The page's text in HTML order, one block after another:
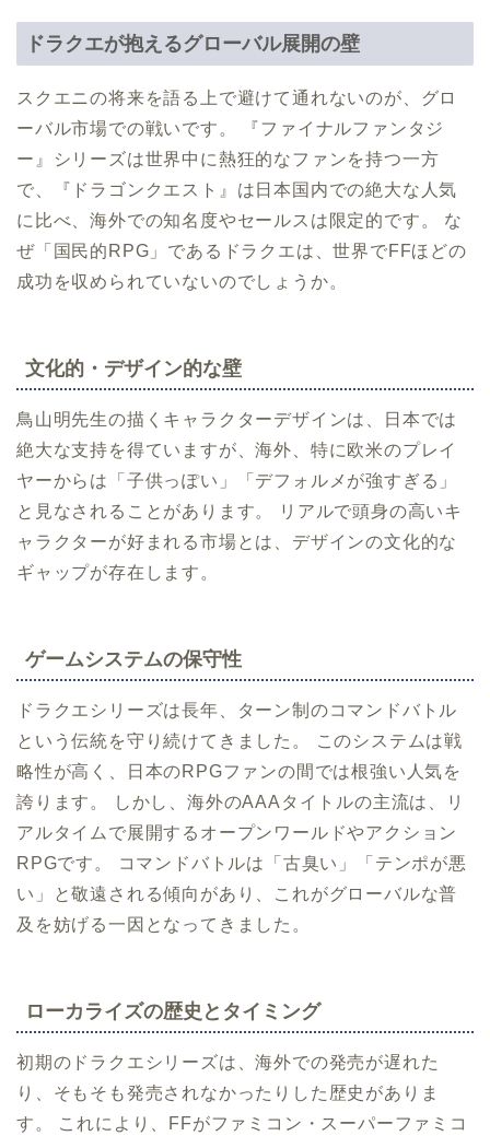
ドラクエが抱えるグローバル展開の壁
スクエニの将来を語る上で避けて通れないのが、グロ
ーバル市場での戦いです。 『ファイナルファンタジ
ー』シリーズは世界中に熱狂的なファンを持つ一方
で、『ドラゴンクエスト』は日本国内での絶大な人気
に比べ、海外での知名度やセールスは限定的です。 な
ぜ「国民的RPG」であるドラクエは、世界でFFほどの
成功を収められていないのでしょうか。
文化的・デザイン的な壁
鳥山明先生の描くキャラクターデザインは、日本では
絶大な支持を得ていますが、海外、特に欧米のプレイ
ヤーからは「子供っぽい」「デフォルメが強すぎる」
と見なされることがあります。 リアルで頭身の高いキ
ャラクターが好まれる市場とは、デザインの文化的な
ギャップが存在します。
ゲームシステムの保守性
ドラクエシリーズは長年、ターン制のコマンドバトル
という伝統を守り続けてきました。 このシステムは戦
略性が高く、日本のRPGファンの間では根強い人気を
誇ります。 しかし、海外のAAAタイトルの主流は、リ
アルタイムで展開するオープンワールドやアクション
RPGです。 コマンドバトルは「古臭い」「テンポが悪
い」と敬遠される傾向があり、これがグローバルな普
及を妨げる一因となってきました。
ローカライズの歴史とタイミング
初期のドラクエシリーズは、海外での発売が遅れた
り、そもそも発売されなかったりした歴史がありま
す。 これにより、FFがファミコン・スーパーファミコ